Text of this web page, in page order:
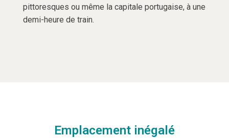
pittoresques ou même la capitale portugaise, à une
demi-heure de train.
Emplacement inégalé